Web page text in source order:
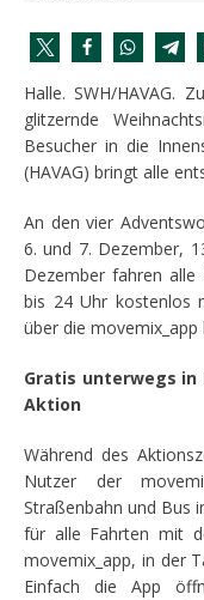
Halle. SWH/HAVAG.
glitzernde
Besucher in die
(HAVAG) bringt alle
An den vier
6. und 7. Dezember,
Dezember fahren alle
bis 24 Uhr kostenlos
über die movemix_app
Gratis unterwegs
Aktion
Während des
Nutzer der
Straßenbahn und Bus
für alle Fahrten mit
movemix_app, in der
Einfach die App